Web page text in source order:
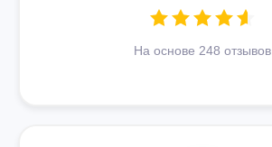
На основе 248 отзывов